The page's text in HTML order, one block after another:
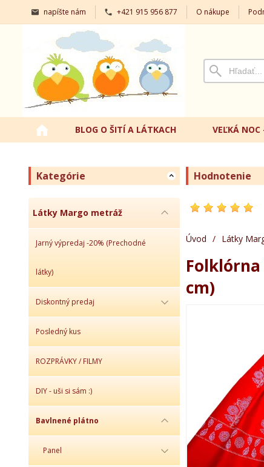
napíšte nám +421 915 956 877 O nákupe
BLOG O ŠITÍ A LÁTKACH VEĽKÁ NOC
Kategórie
Látky Margo metráž
Jarný výpredaj -20% (Prechodné
látky)
Diskontný predaj
Posledný kus
ROZPRÁVKY / FILMY
DIY - uši si sám :)
Bavlnené plátno
Panel
Hodnotenie
Úvod / Látky
Folklórna
cm)